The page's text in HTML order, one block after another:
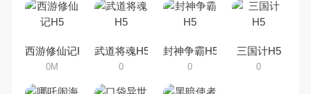
合手机游戏有哪些呢？游戏今天，
乐途下载站小编芒果味的怪咖给大
集，欢迎大家前来选择下载体验
西游修仙记H5
0M
武道将魂H5
0
封神争霸H5
0
三国计H5
0